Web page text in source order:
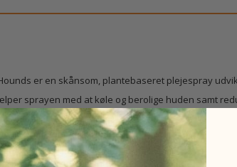
er en skånsom, plantebaseret plejespray
sprayen med at køle og berolige huden samt
påfør med en vatrondel.